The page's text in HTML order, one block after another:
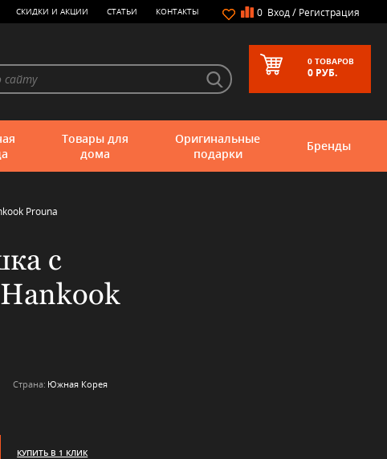
0 Вход/ Регистрация
СКИДКИ И АКЦИИ СТАТЬИ КОНТАКТЫ
0 ТОВАРОВ
0 РУБ.
Товары для
дома
Оригинальные
подарки
Бренды
Prouna
с
Страна: Южная Корея
КУПИТЬ В 1 КЛИК